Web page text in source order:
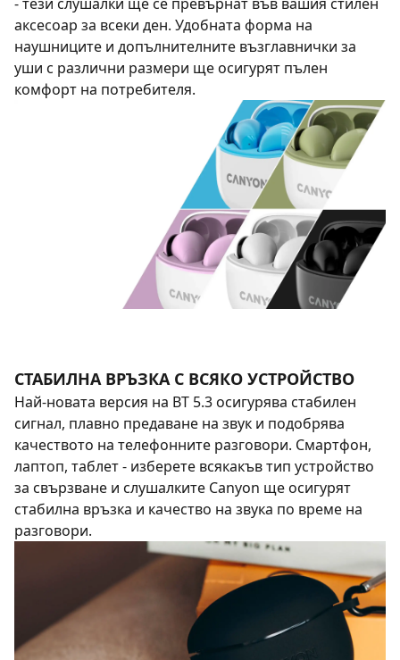
аксесоар за всеки ден. Удобната форма на
наушниците и допълнителните възглавнички за
уши с различни размери ще осигурят пълен
комфорт на потребителя.
СТАБИЛНА ВРЪЗКА С ВСЯКО УСТРОЙСТВО
Най-новата версия на BT 5.3 осигурява стабилен
сигнал, плавно предаване на звук и подобрява
качеството на телефонните разговори. Смартфон,
лаптоп, таблет - изберете всякакъв тип устройство
за свързване и слушалките Canyon ще осигурят
стабилна връзка и качество на звука по време на
разговори.